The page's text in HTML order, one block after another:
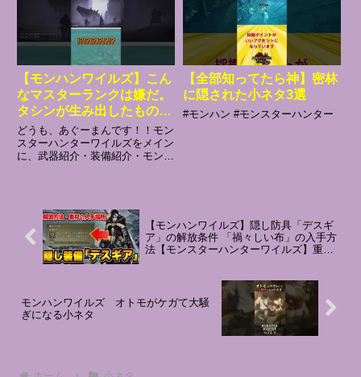
【モンハンワイルズ】こん
なマスターランクは嫌だ。
タシンが生み出したもの#
モンスターハンター #モン
ハン #装備 #ネタ #shors
#tiktok #モンハン #モンハ
どうも、あぐーまんです！！モン
スターハンターワイルズをメイン
に、武器紹介・装備紹介・モンハ
成・武器練習・素材集めなど、ゆ
るく遊びながらやっていきま
す！！...
【全部知ってたら神】密林
に隠された小ネタ3選
#モンハン #モンスターハンター
【モンハンワイルズ】隠し防具「デスギ
ア」の解放条件 「禍々しい布」の入手方
法【モンスターハンターワイルズ】重ね
モンハンワイルズ オトモがケガて大騒
ぎになる小ネタ